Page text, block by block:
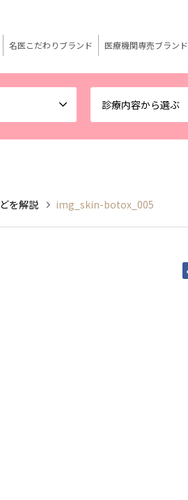
診療内容から選ぶ
名医こだわりブランド 医療機関専売ブランド
を解説 img_skin-botox_005